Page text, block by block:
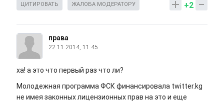
+2
ЦИТИРОВАТЬ ЖАЛОБА МОДЕРАТОРУ
права
22.11.2014, 11:45
ха! а это что первый раз что ли?
Молодежная программа ФСК финансировала twitter.kg
не имея законных лицензионных прав на это и еще